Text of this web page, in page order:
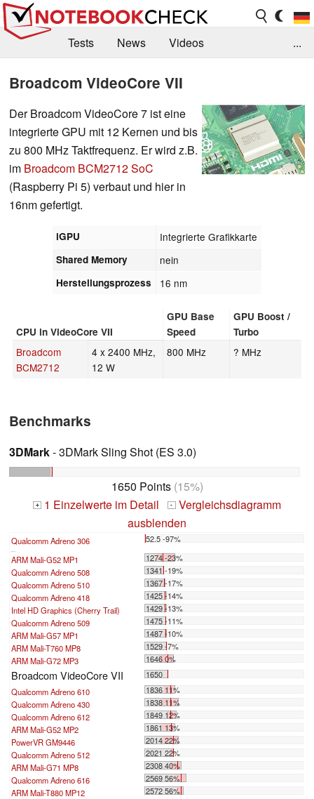
Tests News
Videos
Jobs
Forum
...
Broadcom VideoCore VII
Der Broadcom VideoCore 7 ist eine
integrierte GPU mit 12 Kernen und bis
zu 800 MHz Taktfrequenz. Er wird z.B.
im Broadcom BCM2712 SoC
(Raspberry Pi 5) verbaut und hier in
16nm gefertigt.
iGPU Integrierte Grafikkarte
Shared Memory nein
Herstellungsprozess 16 nm
CPU in VideoCore VII
GPU Base
Speed
GPU Boost /
Turbo
Broadcom
BCM2712
4 x 2400 MHz,
12 W
800 MHz ? MHz
Benchmarks
3DMark- 3DMark Sling Shot (ES 3.0)
1650 Points(15%)
+ 1 Einzelwerte im Detail - Vergleichsdiagramm
ausblenden
Qualcomm Adreno 306 52.5 -97%
ARM Mali-G52 MP1
1274 -23%
Qualcomm Adreno 508
1341 -19%
Qualcomm Adreno 510
1367 -17%
Qualcomm Adreno 418
1425 -14%
Intel HD Graphics (Cherry Trail)
1429 -13%
Qualcomm Adreno 509
1475 -11%
ARM Mali-G57 MP1
1487 -10%
ARM Mali-T760 MP8
1529 -7%
ARM Mali-G72 MP3
1646 0%
Broadcom VideoCore VII
1650
Qualcomm Adreno 610
1836 11%
Qualcomm Adreno 430
1838 11%
Qualcomm Adreno 612
1849 12%
ARM Mali-G52 MP2
1861 13%
PowerVR GM9446
2014 22%
Qualcomm Adreno 512
2021 22%
ARM Mali-G71 MP8
2308 40%
Qualcomm Adreno 616
2569 56%
ARM Mali-T880 MP12
2572 56%